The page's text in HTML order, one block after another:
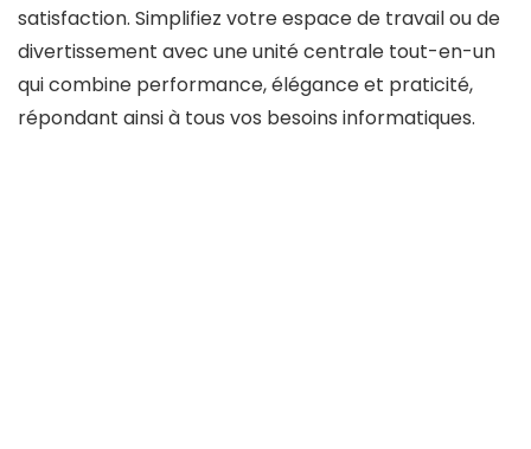
satisfaction. Simplifiez votre espace de travail ou de
divertissement avec une unité centrale tout-en-un
qui combine performance, élégance et praticité,
répondant ainsi à tous vos besoins informatiques.